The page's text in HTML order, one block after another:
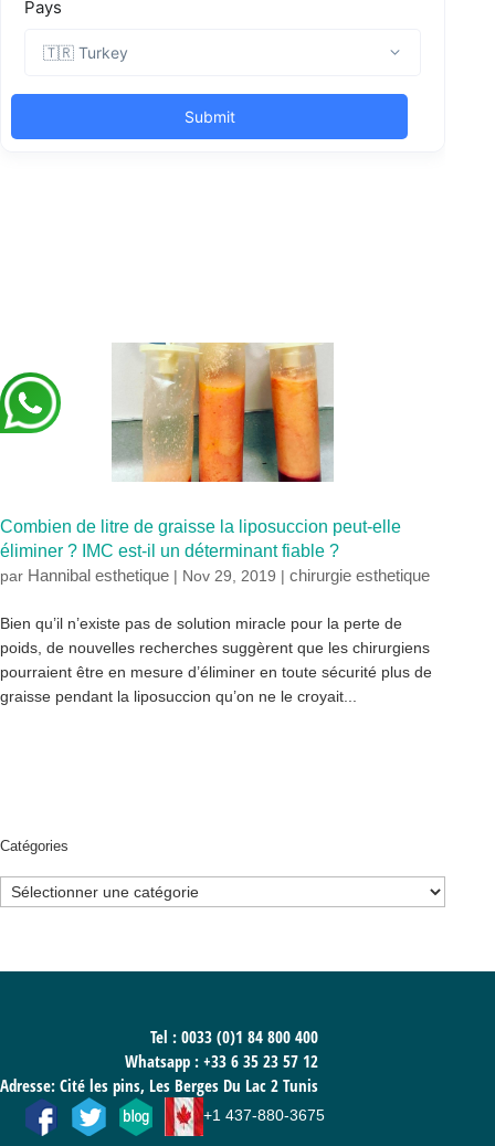
Combien de litre de graisse la liposuccion peut-elle
éliminer ? IMC est-il un déterminant fiable ?
par Hannibal esthetique | Nov 29, 2019 | chirurgie esthetique
Bien qu’il n’existe pas de solution miracle pour la perte de
poids, de nouvelles recherches suggèrent que les chirurgiens
pourraient être en mesure d’éliminer en toute sécurité plus de
graisse pendant la liposuccion qu’on ne le croyait...
Catégories
Catégories
Tel : 0033 (0)1 84 800 400
Whatsapp : +33 6 35 23 57 12
Adresse: Cité les pins, Les Berges Du Lac 2 Tunis
+1 437-880-3675